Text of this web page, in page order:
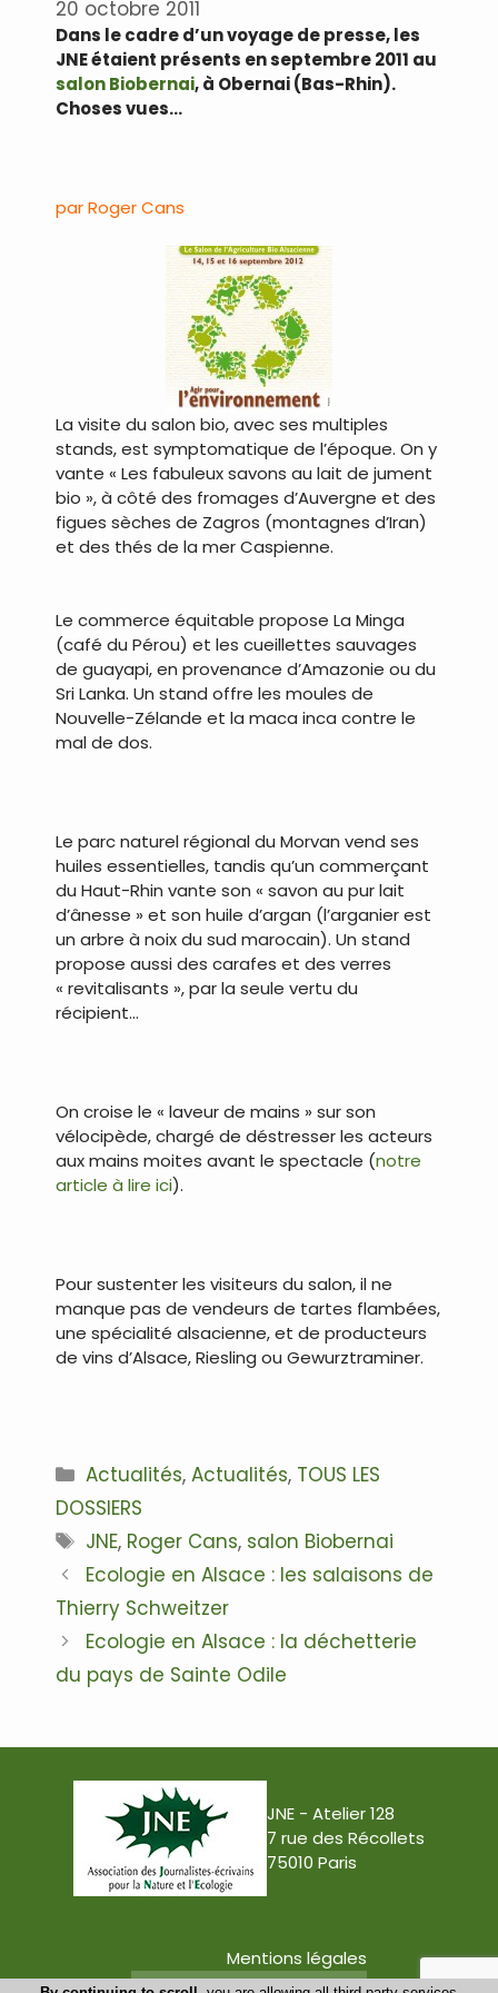
20 octobre 2011
Dans le cadre d’un voyage de presse, les
JNE étaient présents en septembre 2011 au
salon Biobernai, à Obernai (Bas-Rhin).
Choses vues…
par Roger Cans
La visite du salon bio, avec ses multiples
stands, est symptomatique de l’époque. On y
vante « Les fabuleux savons au lait de jument
bio », à côté des fromages d’Auvergne et des
figues sèches de Zagros (montagnes d’Iran)
et des thés de la mer Caspienne.
Le commerce équitable propose La Minga
(café du Pérou) et les cueillettes sauvages
de guayapi, en provenance d’Amazonie ou du
Sri Lanka. Un stand offre les moules de
Nouvelle-Zélande et la maca inca contre le
mal de dos.
Le parc naturel régional du Morvan vend ses
huiles essentielles, tandis qu’un commerçant
du Haut-Rhin vante son « savon au pur lait
d’ânesse » et son huile d’argan (l’arganier est
un arbre à noix du sud marocain). Un stand
propose aussi des carafes et des verres
« revitalisants », par la seule vertu du
récipient…
On croise le « laveur de mains » sur son
vélocipède, chargé de déstresser les acteurs
aux mains moites avant le spectacle (notre
article à lire ici).
Pour sustenter les visiteurs du salon, il ne
manque pas de vendeurs de tartes flambées,
une spécialité alsacienne, et de producteurs
de vins d’Alsace, Riesling ou Gewurztraminer.
Catégories
Actualités,Actualités, TOUS LES
DOSSIERS
Étiquettes
JNE, Roger Cans, salon Biobernai
Navigation
des
articles
Ecologie en Alsace : les salaisons de
Thierry Schweitzer
Ecologie en Alsace : la déchetterie
du pays de Sainte Odile
JNE - Atelier 128
7 rue des Récollets
75010 Paris
Mentions légales
Conception : Tabula Rasa